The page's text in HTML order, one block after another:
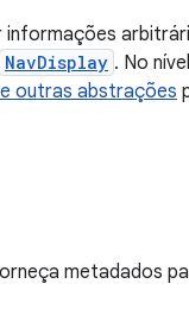
informações
NavDisplay . No
outras abstrações
metadados